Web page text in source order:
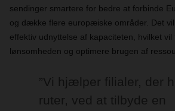
sendinger smartere for bedre at forbinde
og dække flere europæiske områder. Det
effektiv udnyttelse af kapaciteten, hvilket
lønsomheden og optimere brugen af
”Vi hjælper filialer, der
ruter, ved at tilbyde en